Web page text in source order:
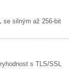
se silným až 256-bit
s TLS/SSL